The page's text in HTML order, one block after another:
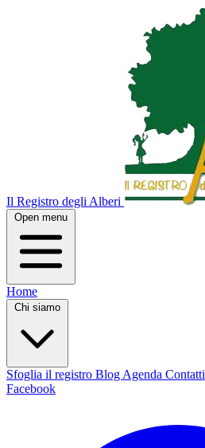
Il Registro degli Alberi
Open menu
Home
Chi siamo
Sfoglia il registro Blog Agenda Contatti
Facebook